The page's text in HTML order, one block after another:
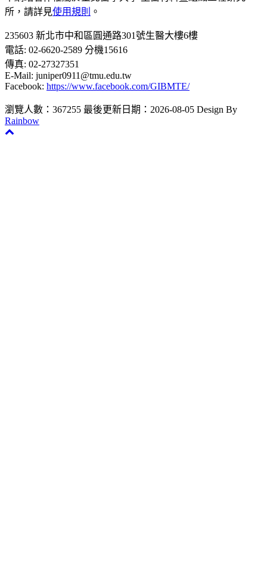
所，請詳見使用規則 。
235603 新北市中和區圓通路301號生醫大樓6樓
電話: 02-6620-2589 分機15616
傳真: 02-27327351
E-Mail: juniper0911@tmu.edu.tw
Facebook: https://www.facebook.com/GIBMTE/
瀏覽人數：367255 最後更新日期：2026-08-05 Design By
Rainbow